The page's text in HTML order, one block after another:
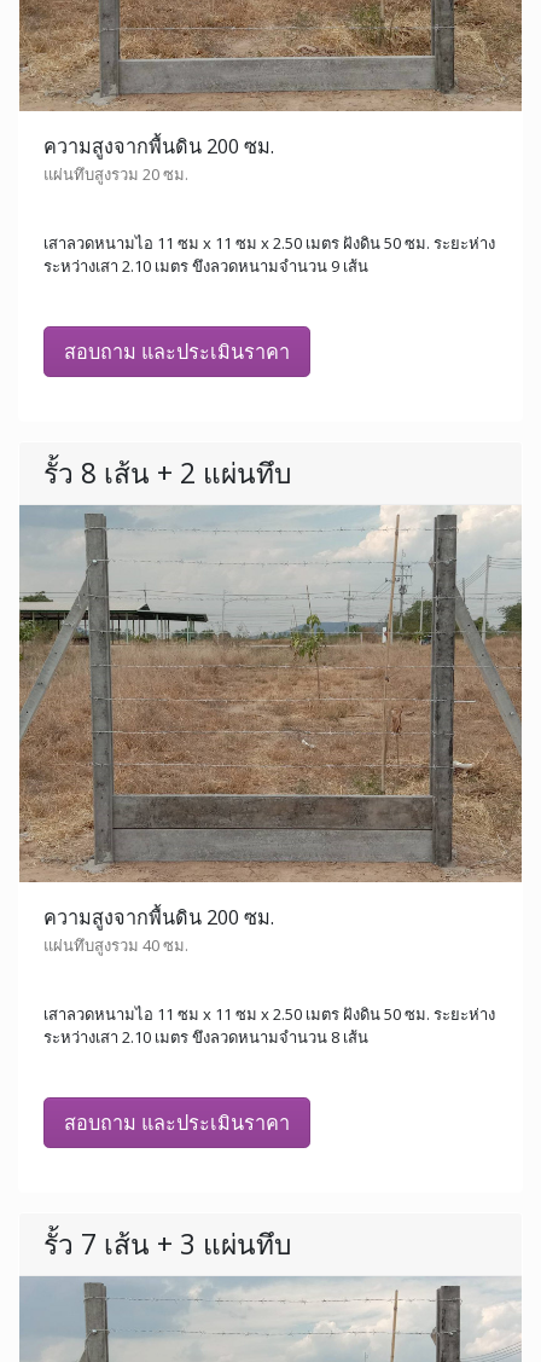
ความสูงจากพื้นดิน 200 ซม.
แผ่นทึบสูงรวม 20 ซม.
เสาลวดหนามไอ 11 ซม x 11 ซม x 2.50 เมตร ฝังดิน 50 ซม. ระยะห่าง
ระหว่างเสา 2.10 เมตร ขึงลวดหนามจำนวน 9 เส้น
สอบถาม และประเมินราคา
รั้ว 8 เส้น + 2 แผ่นทึบ
ความสูงจากพื้นดิน 200 ซม.
แผ่นทึบสูงรวม 40 ซม.
เสาลวดหนามไอ 11 ซม x 11 ซม x 2.50 เมตร ฝังดิน 50 ซม. ระยะห่าง
ระหว่างเสา 2.10 เมตร ขึงลวดหนามจำนวน 8 เส้น
สอบถาม และประเมินราคา
รั้ว 7 เส้น + 3 แผ่นทึบ